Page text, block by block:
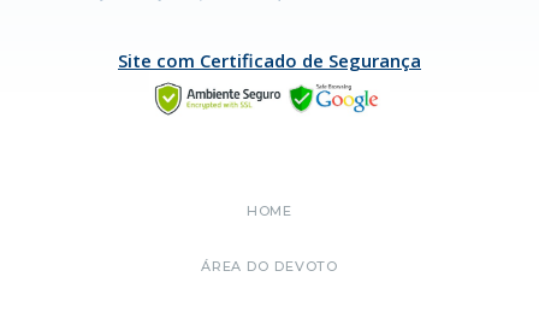
Site com Certificado de Segurança
HOME
ÁREA DO DEVOTO